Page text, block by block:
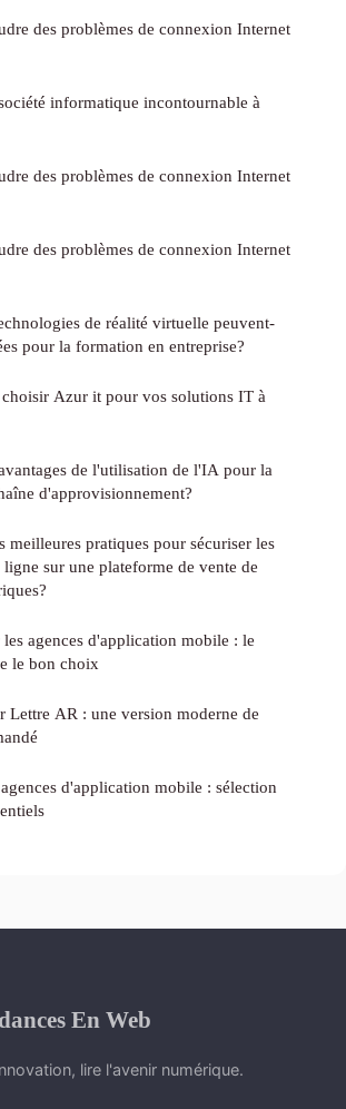
des problèmes de connexion Internet
informatique incontournable à
des problèmes de connexion Internet
des problèmes de connexion Internet
de réalité virtuelle peuvent-
pour la formation en entreprise?
choisir Azur it pour vos solutions IT à
de l'utilisation de l'IA pour la
d'approvisionnement?
meilleures pratiques pour sécuriser les
ligne sur une plateforme de vente de
agences d'application mobile : le
le bon choix
Lettre AR : une version moderne de
d'application mobile : sélection
En Web
lire l'avenir numérique.